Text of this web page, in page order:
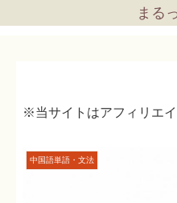
まる
※当サイトはアフィリエ
中国語単語・文法